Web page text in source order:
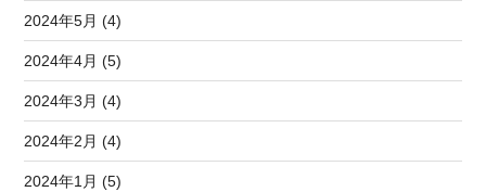
2024年5月 (4)
2024年4月 (5)
2024年3月 (4)
2024年2月 (4)
2024年1月 (5)